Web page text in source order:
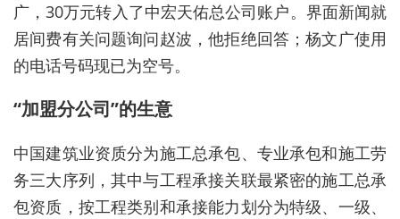
广，30万元转入了中宏天佑总公司账户。界面新闻就
居间费有关问题询问赵波，他拒绝回答；杨文广使用
的电话号码现已为空号。
“加盟分公司”的生意
中国建筑业资质分为施工总承包、专业承包和施工劳
务三大序列，其中与工程承接关联最紧密的施工总承
包资质，按工程类别和承接能力划分为特级、一级、